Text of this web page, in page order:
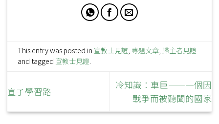
This entry was posted in 宣教士見證,專題文章, 歸主者見證
and tagged 宣教士見證.
宣子學習路
冷知識：車臣——一個因
戰爭而被聽聞的國家